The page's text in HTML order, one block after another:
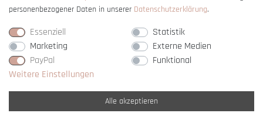
personenbezogener Daten in unserer Daten­schutz­erklärung.
Essenziell
Statistik
Marketing
Externe Medien
PayPal
Funktional
Weitere Einstellungen
Alle akzeptieren